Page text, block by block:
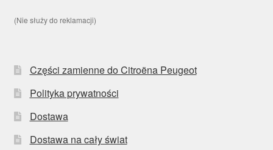
(Nie służy do reklamacji)
Części zamienne do Citroëna Peugeot
Polityka prywatności
Dostawa
Dostawa na cały świat